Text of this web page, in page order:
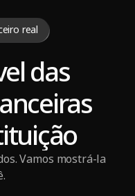
real
das
Vamos mostrá-la